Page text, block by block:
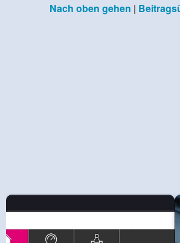
Nach oben gehen |